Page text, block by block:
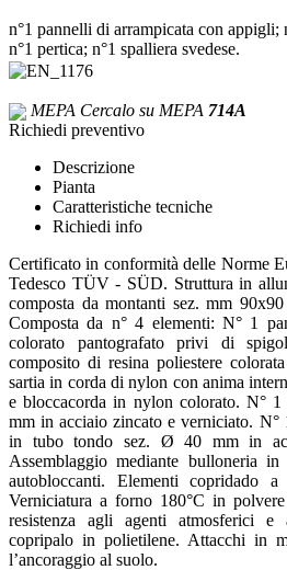
n°1 pannelli di arrampicata con appigli;
n°1 pertica; n°1 spalliera svedese.
MEPA Cercalo su MEPA 714A
Richiedi preventivo
Descrizione
Pianta
Caratteristiche tecniche
Richiedi info
Certificato in conformità delle Norme
Tedesco TÜV - SÜD. Struttura in
composta da montanti sez. mm
Composta da n° 4 elementi: N° 1
colorato pantografato privi di
composito di resina poliestere
sartia in corda di nylon con anima
e bloccacorda in nylon colorato. N°
mm in acciaio zincato e verniciato. N°
in tubo tondo sez. Ø 40 mm in
Assemblaggio mediante bulloneria
autobloccanti. Elementi copridado
Verniciatura a forno 180°C in
resistenza agli agenti atmosferici
copripalo in polietilene. Attacchi in
l’ancoraggio al suolo.